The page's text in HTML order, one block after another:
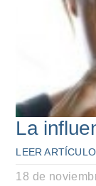
La
LEER
18 de